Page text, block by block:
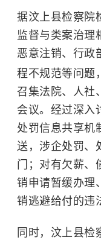
据汶上县检察院
监督与类案治理
恶意注销、行政
程不规范等问题
召集法院、人社
会议。经过深入
处罚信息共享机
送，涉企处罚、
门；对有欠薪、
销申请暂缓办理
销逃避给付的违
同时，汶上县检